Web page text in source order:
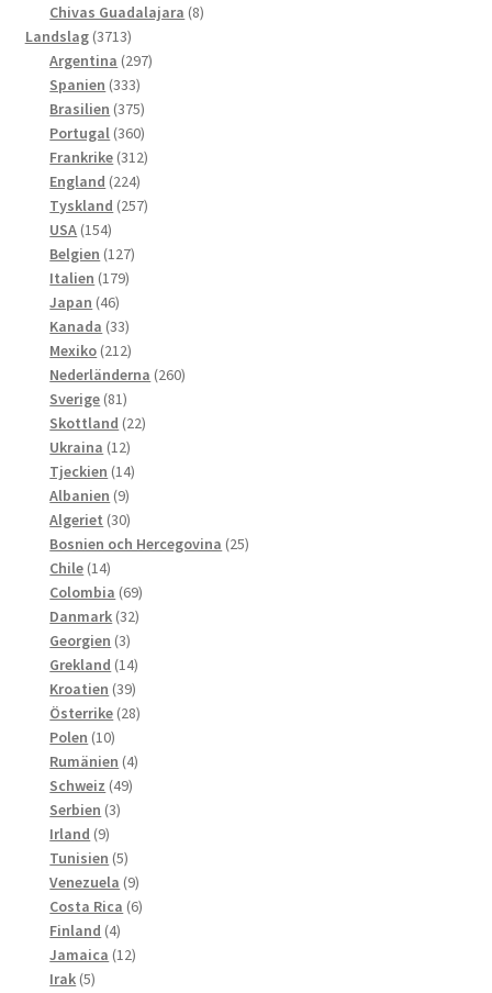
produkter
Chivas Guadalajara 88
Landslag 37133713
produkter
Argentina 297297
Spanien 333333
produkter
Brasilien 375375
produkter
Portugal 360360
produkter
Frankrike 312312
England 224224
produkter
Tyskland 257257
USA 154154
produkter
Belgien 127127
Italien 179179
Japan 4646
produkter
Kanada 3333
produkter
Mexiko 212212
produkter
Nederländerna 260260
Sverige 8181
produkter
Skottland 2222
Ukraina 1212
produkter
Tjeckien 1414
Albanien 99
produkter
Algeriet 3030
produkter
Bosnien och Hercegovina 2525
Chile 1414
produkter
Colombia 6969
produkter
Danmark 3232
Georgien 33
produkter
Grekland 1414
produkter
Kroatien 3939
produkter
Österrike 2828
Polen 1010
produkter
Rumänien 44
Schweiz 4949
Serbien 33
Irland 99
produkter
Tunisien 55
produkter
Venezuela 99
produkter
Costa Rica 66
Finland 44
produkter
Jamaica 1212
Irak 55